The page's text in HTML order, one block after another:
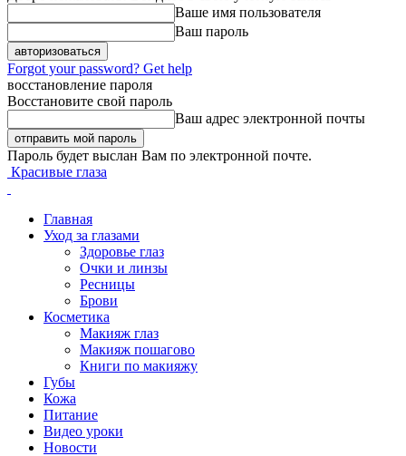
Ваше имя пользователя
Ваш пароль
Forgot your password? Get help
восстановление пароля
Восстановите свой пароль
Ваш адрес электронной почты
Пароль будет выслан Вам по электронной почте.
Красивые глаза
Главная
Уход за глазами
Здоровье глаз
Очки и линзы
Ресницы
Брови
Косметика
Макияж глаз
Макияж пошагово
Книги по макияжу
Губы
Кожа
Питание
Видео уроки
Новости